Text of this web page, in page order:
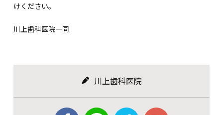
けください。
川上歯科医院一同
川上歯科医院